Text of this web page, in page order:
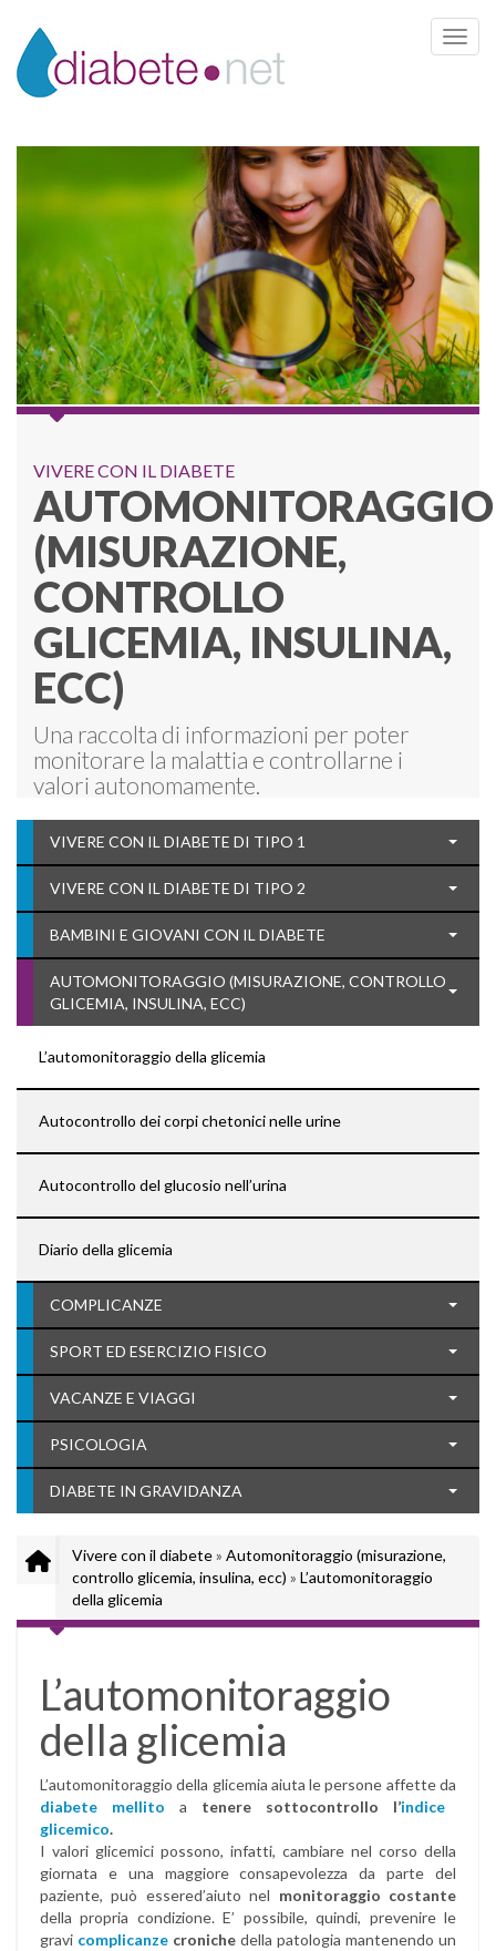
Toggle
VIVERE CON IL DIABETE
AUTOMONITORAGGIO
(MISURAZIONE,
CONTROLLO
GLICEMIA, INSULINA,
ECC)
Una raccolta di informazioni per poter
monitorare la malattia e controllarne i
valori autonomamente.
VIVERE CON IL DIABETE DI TIPO 1
VIVERE CON IL DIABETE DI TIPO 2
BAMBINI E GIOVANI CON IL DIABETE
AUTOMONITORAGGIO (MISURAZIONE, CONTROLLO
GLICEMIA, INSULINA, ECC)
L’automonitoraggio della glicemia
Autocontrollo dei corpi chetonici nelle urine
Autocontrollo del glucosio nell’urina
Diario della glicemia
COMPLICANZE
SPORT ED ESERCIZIO FISICO
VACANZE E VIAGGI
PSICOLOGIA
DIABETE IN GRAVIDANZA
Vivere con il diabete» Automonitoraggio (misurazione,
controllo glicemia, insulina, ecc) » L’automonitoraggio
della glicemia
L’automonitoraggio
della glicemia
L’automonitoraggio della glicemia aiuta le persone affette da
diabete mellito a tenere sottocontrollo l’indice
glicemico.
I valori glicemici possono, infatti, cambiare nel corso della
giornata e una maggiore consapevolezza da parte del
paziente, può essered’aiuto nel monitoraggio costante
della propria condizione. E’ possibile, quindi, prevenire le
gravi complicanze croniche della patologia mantenendo un